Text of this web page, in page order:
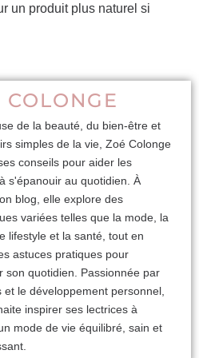
un produit plus naturel si
COLONGE
de la beauté, du bien-être et
simples de la vie, Zoé Colonge
conseils pour aider les
s'épanouir au quotidien. À
blog, elle explore des
variées telles que la mode, la
lifestyle et la santé, tout en
astuces pratiques pour
son quotidien. Passionnée par
et le développement personnel,
inspirer ses lectrices à
mode de vie équilibré, sain et